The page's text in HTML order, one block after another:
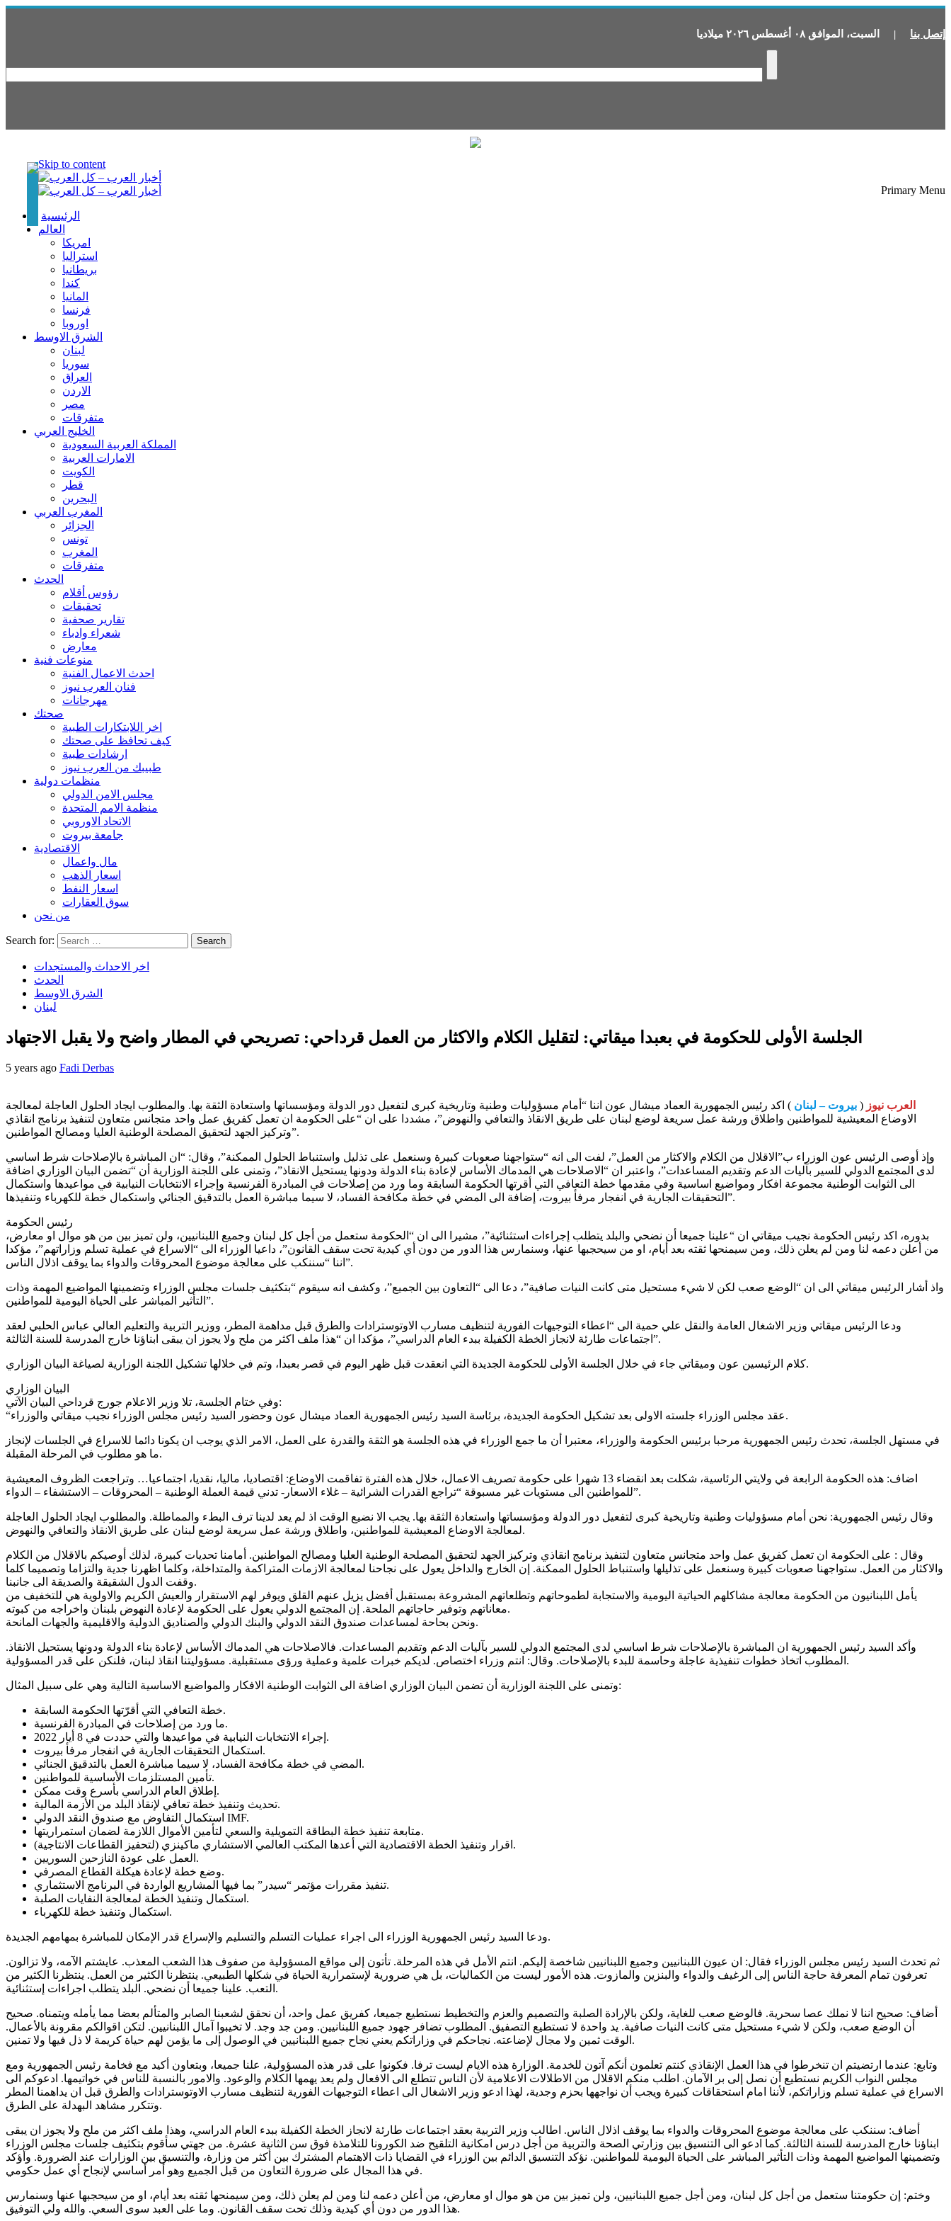
إتصل بنا | السبت، الموافق ٠٨ أغسطس ٢٠٢٦ ميلاديا
Skip to content
Primary Menu
الرئيسية
العالم
امريكا
استراليا
بريطانيا
كندا
المانيا
فرنسا
اوروبا
الشرق الاوسط
لبنان
سوريا
العراق
الاردن
مصر
متفرقات
الخليج العربي
المملكة العربية السعودية
الامارات العربية
الكويت
قطر
البحرين
المغرب العربي
الجزائر
تونس
المغرب
متفرقات
الحدث
رؤوس أقلام
تحقيقات
تقارير صحفية
شعراء وادباء
معارض
منوعات فنية
احدث الاعمال الفنية
فنان العرب نيوز
مهرجانات
صحتك
اخر اللابتكارات الطبية
كيف تحافظ على صحتك
ارشادات طبية
طبيبك من العرب نيوز
منظمات دولية
مجلس الامن الدولي
منظمة الامم المتحدة
الاتحاد الاوروبي
جامعة بيروت
الاقتصادية
مال واعمال
اسعار الذهب
اسعار النفط
سوق العقارات
من نحن
Search for:
اخر الاحداث والمستجدات
الحدث
الشرق الاوسط
لبنان
الجلسة الأولى للحكومة في بعبدا ميقاتي: لتقليل الكلام والاكثار من العمل قرداحي: تصريحي في المطار واضح ولا يقبل الاجتهاد
5 years ago Fadi Derbas
العرب نيوز ( بيروت – لبنان ) اكد رئيس الجمهورية العماد ميشال عون اننا “أمام مسؤوليات وطنية وتاريخية كبرى لتفعيل دور الدولة ومؤسساتها واستعادة الثقة بها. والمطلوب ايجاد الحلول العاجلة لمعالجة
الاوضاع المعيشية للمواطنين واطلاق ورشة عمل سريعة لوضع لبنان على طريق الانقاذ والتعافي والنهوض”، مشددا على ان “على الحكومة ان تعمل كفريق عمل واحد متجانس متعاون لتنفيذ برنامج انقاذي
وتركيز الجهد لتحقيق المصلحة الوطنية العليا ومصالح المواطنين”.
وإذ أوصى الرئيس عون الوزراء ب”الاقلال من الكلام والاكثار من العمل”، لفت الى انه “ستواجهنا صعوبات كبيرة وسنعمل على تذليل واستنباط الحلول الممكنة”، وقال: “ان المباشرة بالإصلاحات شرط اساسي
لدى المجتمع الدولي للسير بآليات الدعم وتقديم المساعدات”، واعتبر ان “الاصلاحات هي المدماك الأساس لإعادة بناء الدولة ودونها يستحيل الانقاذ”، وتمنى على اللجنة الوزارية أن “تضمن البيان الوزاري اضافة
الى الثوابت الوطنية مجموعة افكار ومواضيع اساسية وفي مقدمها خطة التعافي التي أقرتها الحكومة السابقة وما ورد من إصلاحات في المبادرة الفرنسية وإجراء الانتخابات النيابية في مواعيدها واستكمال
التحقيقات الجارية في انفجار مرفأ بيروت، إضافة الى المضي في خطة مكافحة الفساد، لا سيما مباشرة العمل بالتدقيق الجنائي واستكمال خطة للكهرباء وتنفيذها”.
رئيس الحكومة
بدوره، اكد رئيس الحكومة نجيب ميقاتي ان “علينا جميعا أن نضحي والبلد يتطلب إجراءات استثنائية”، مشيرا الى ان “الحكومة ستعمل من أجل كل لبنان وجميع اللبنانيين، ولن تميز بين من هو موال او معارض،
من أعلن دعمه لنا ومن لم يعلن ذلك، ومن سيمنحها ثقته بعد أيام، او من سيحجبها عنها، وسنمارس هذا الدور من دون أي كيدية تحت سقف القانون”، داعيا الوزراء الى “الاسراع في عملية تسلم وزاراتهم”، مؤكدا
اننا “سننكب على معالجة موضوع المحروقات والدواء بما يوقف اذلال الناس”.
واذ أشار الرئيس ميقاتي الى ان “الوضع صعب لكن لا شيء مستحيل متى كانت النيات صافية”، دعا الى “التعاون بين الجميع”، وكشف انه سيقوم “بتكثيف جلسات مجلس الوزراء وتضمينها المواضيع المهمة وذات
التأثير المباشر على الحياة اليومية للمواطنين”.
ودعا الرئيس ميقاتي وزير الاشغال العامة والنقل علي حمية الى “اعطاء التوجيهات الفورية لتنظيف مسارب الاوتوسترادات والطرق قبل مداهمة المطر، ووزير التربية والتعليم العالي عباس الحلبي لعقد
اجتماعات طارئة لانجاز الخطة الكفيلة ببدء العام الدراسي”، مؤكدا ان “هذا ملف اكثر من ملح ولا يجوز ان يبقى ابناؤنا خارج المدرسة للسنة الثالثة”.
كلام الرئيسين عون وميقاتي جاء في خلال الجلسة الأولى للحكومة الجديدة التي انعقدت قبل ظهر اليوم في قصر بعبدا، وتم في خلالها تشكيل اللجنة الوزارية لصياغة البيان الوزاري.
البيان الوزاري
وفي ختام الجلسة، تلا وزير الاعلام جورج قرداحي البيان الآتي:
“عقد مجلس الوزراء جلسته الاولى بعد تشكيل الحكومة الجديدة، برئاسة السيد رئيس الجمهورية العماد ميشال عون وحضور السيد رئيس مجلس الوزراء نجيب ميقاتي والوزراء.
في مستهل الجلسة، تحدث رئيس الجمهورية مرحبا برئيس الحكومة والوزراء، معتبرا أن ما جمع الوزراء في هذه الجلسة هو الثقة والقدرة على العمل، الامر الذي يوجب ان يكونا دائما للاسراع في الجلسات لإنجاز
ما هو مطلوب في المرحلة المقبلة.
اضاف: هذه الحكومة الرابعة في ولايتي الرئاسية، شكلت بعد انقضاء 13 شهرا على حكومة تصريف الاعمال، خلال هذه الفترة تفاقمت الاوضاع: اقتصاديا، ماليا، نقديا، اجتماعيا… وتراجعت الظروف المعيشية
للمواطنين الى مستويات غير مسبوقة “تراجع القدرات الشرائية – غلاء الاسعار- تدني قيمة العملة الوطنية – المحروقات – الاستشفاء – الدواء”.
وقال رئيس الجمهورية: نحن أمام مسؤوليات وطنية وتاريخية كبرى لتفعيل دور الدولة ومؤسساتها واستعادة الثقة بها. يجب الا نضيع الوقت اذ لم يعد لدينا ترف البطء والمماطلة. والمطلوب ايجاد الحلول العاجلة
لمعالجة الاوضاع المعيشية للمواطنين، واطلاق ورشة عمل سريعة لوضع لبنان على طريق الانقاذ والتعافي والنهوض.
وقال : على الحكومة ان تعمل كفريق عمل واحد متجانس متعاون لتنفيذ برنامج انقاذي وتركيز الجهد لتحقيق المصلحة الوطنية العليا ومصالح المواطنين. أمامنا تحديات كبيرة، لذلك أوصيكم بالاقلال من الكلام
والاكثار من العمل. ستواجهنا صعوبات كبيرة وسنعمل على تذليلها واستنباط الحلول الممكنة. إن الخارج والداخل يعول على نجاحنا لمعالجة الازمات المتراكمة والمتداخلة، وكلما اظهرنا جدية والتزاما وتصميما كلما
وقفت الدول الشقيقة والصديقة الى جانبنا.
يأمل اللبنانيون من الحكومة معالجة مشاكلهم الحياتية اليومية والاستجابة لطموحاتهم وتطلعاتهم المشروعة بمستقبل أفضل يزيل عنهم القلق ويوفر لهم الاستقرار والعيش الكريم والاولوية هي للتخفيف من
معاناتهم وتوفير حاجاتهم الملحة. إن المجتمع الدولي يعول على الحكومة لإعادة النهوض بلبنان واخراجه من كبوته.
ونحن بحاحة لمساعدات صندوق النقد الدولي والبنك الدولي والصناديق الدولية والاقليمية والجهات المانحة.
وأكد السيد رئيس الجمهورية ان المباشرة بالإصلاحات شرط اساسي لدى المجتمع الدولي للسير بآليات الدعم وتقديم المساعدات. فالاصلاحات هي المدماك الأساس لإعادة بناء الدولة ودونها يستحيل الانقاذ.
المطلوب اتخاذ خطوات تنفيذية عاجلة وحاسمة للبدء بالإصلاحات. وقال: انتم وزراء اختصاص. لديكم خبرات علمية وعملية ورؤى مستقبلية. مسؤوليتنا انقاذ لبنان، فلنكن على قدر المسؤولية.
وتمنى على اللجنة الوزارية أن تضمن البيان الوزاري اضافة الى الثوابت الوطنية الافكار والمواضيع الاساسية التالية وهي على سبيل المثال:
خطة التعافي التي أقرّتها الحكومة السابقة.
ما ورد من إصلاحات في المبادرة الفرنسية.
إجراء الانتخابات النيابية في مواعيدها والتي حددت في 8 أيار 2022.
استكمال التحقيقات الجارية في انفجار مرفأ بيروت.
المضي في خطة مكافحة الفساد، لا سيما مباشرة العمل بالتدقيق الجنائي.
تأمين المستلزمات الأساسية للمواطنين.
إطلاق العام الدراسي بأسرع وقت ممكن.
تحديث وتنفيذ خطة تعافي لإنقاذ البلد من الأزمة المالية.
استكمال التفاوض مع صندوق النقد الدولي IMF.
متابعة تنفيذ خطة البطاقة التمويلية والسعي لتأمين الأموال اللازمة لضمان استمراريتها.
اقرار وتنفيذ الخطة الاقتصادية التي أعدها المكتب العالمي الاستشاري ماكينزي (لتحفيز القطاعات الانتاجية).
العمل على عودة النازحين السوريين.
وضع خطة لإعادة هيكلة القطاع المصرفي.
تنفيذ مقررات مؤتمر “سيدر” بما فيها المشاريع الواردة في البرنامج الاستثماري.
استكمال وتنفيذ الخطة لمعالجة النفايات الصلبة.
استكمال وتنفيذ خطة للكهرباء.
ودعا السيد رئيس الجمهورية الوزراء الى اجراء عمليات التسلم والتسليم والإسراع قدر الإمكان للمباشرة بمهامهم الجديدة.
ثم تحدث السيد رئيس مجلس الوزراء فقال: ان عيون اللبنانيين وجميع اللبنانيين شاخصة إليكم. انتم الأمل في هذه المرحلة. تأتون إلى مواقع المسؤولية من صفوف هذا الشعب المعذب. عايشتم الآمه، ولا تزالون.
تعرفون تمام المعرفة حاجة الناس إلى الرغيف والدواء والبنزين والمازوت. هذه الأمور ليست من الكماليات، بل هي ضرورية لإستمرارية الحياة في شكلها الطبيعي. ينتظرنا الكثير من العمل. ينتظرنا الكثير من
التعب. علينا جميعا أن نضحي. البلد يتطلب اجراءات إستثنائية.
أضاف: صحيح اننا لا نملك عصا سحرية. فالوضع صعب للغاية، ولكن بالإرادة الصلبة والتصميم والعزم والتخطيط نستطيع جميعا، كفريق عمل واحد، أن نحقق لشعبنا الصابر والمتألم بعضا مما يأمله ويتمناه. صحيح
أن الوضع صعب، ولكن لا شيء مستحيل متى كانت النيات صافية. يد واحدة لا تستطيع التصفيق. المطلوب تضافر جهود جميع اللبنانيين. ومن جد وجد. لا تخيبوا آمال اللبنانيين. لتكن اقوالكم مقرونة بالأعمال.
الوقت ثمين ولا مجال لإضاعته. نجاحكم في وزاراتكم يعني نجاح جميع اللبنانيين في الوصول إلى ما يؤمن لهم حياة كريمة لا ذل فيها ولا تمنين.
وتابع: عندما ارتضيتم ان تنخرطوا في هذا العمل الإنقاذي كنتم تعلمون أنكم آتون للخدمة. الوزارة هذه الايام ليست ترفا. فكونوا على قدر هذه المسؤولية، علنا جميعا، وبتعاون أكيد مع فخامة رئيس الجمهورية ومع
مجلس النواب الكريم نستطيع أن نصل إلى بر الآمان. اطلب منكم الاقلال من الاطلالات الاعلامية لأن الناس تتطلع الى الافعال ولم يعد يهمها الكلام والوعود. والامور بالنسبة للناس في خواتيمها. ادعوكم الى
الاسراع في عملية تسلم وزاراتكم، لأننا امام استحقاقات كبيرة ويجب أن نواجهها بحزم وجدية، لهذا ادعو وزير الاشغال الى اعطاء التوجيهات الفورية لتنظيف مسارب الاوتوسترادات والطرق قبل ان يداهمنا المطر
وتتكرر مشاهد البهدلة على الطرق.
أضاف: سننكب على معالجة موضوع المحروقات والدواء بما يوقف اذلال الناس. اطالب وزير التربية بعقد اجتماعات طارئة لانجاز الخطة الكفيلة ببدء العام الدراسي، وهذا ملف اكثر من ملح ولا يجوز ان يبقى
ابناؤنا خارج المدرسة للسنة الثالثة. كما ادعو الى التنسيق بين وزارتي الصحة والتربية من أجل درس امكانية التلقيح ضد الكورونا للتلامذة فوق سن الثانية عشرة. من جهتي سأقوم بتكثيف جلسات مجلس الوزراء
وتضمينها المواضيع المهمة وذات التأثير المباشر على الحياة اليومية للمواطنين. نؤكد التنسيق الدائم بين الوزراء في القضايا ذات الاهتمام المشترك بين أكثر من وزارة، والتنسيق بين الوزارات عند الضرورة. وأؤكد
في هذا المجال على ضرورة التعاون من قبل الجميع وهو أمر أساسي لإنجاح أي عمل حكومي.
وختم: إن حكومتنا ستعمل من أجل كل لبنان، ومن أجل جميع اللبنانيين، ولن تميز بين من هو موال او معارض، من أعلن دعمه لنا ومن لم يعلن ذلك، ومن سيمنحها ثقته بعد أيام، او من سيحجبها عنها وسنمارس
هذا الدور من دون أي كيدية وذلك تحت سقف القانون. وما على العبد سوى السعي. والله ولي التوفيق.